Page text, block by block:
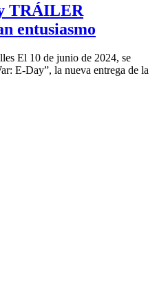
TRÁILER
entusiasmo
El 10 de junio de 2024, se
E-Day”, la nueva entrega de la